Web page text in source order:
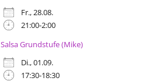
Fr., 28.08.
21:00-2:00
Salsa Grundstufe (Mike)
Di., 01.09.
17:30-18:30